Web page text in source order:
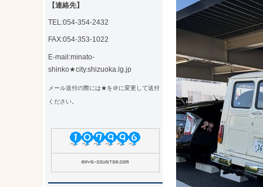
【連絡先】
TEL:054-354-2432
FAX:054-353-1022
E-mail:minato-
shinko★city.shizuoka.lg.jp
メール送付の際には★を＠に変更して送付
ください。